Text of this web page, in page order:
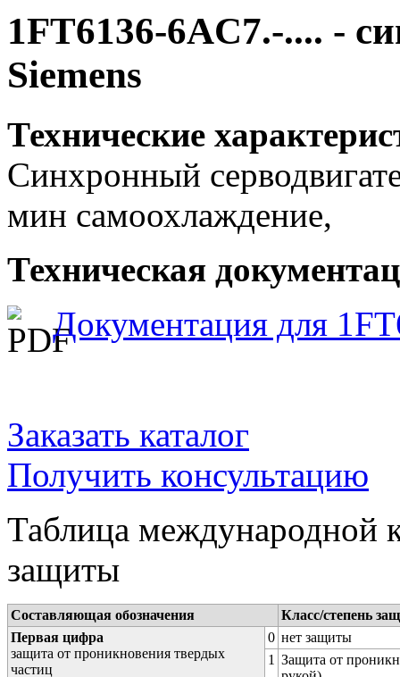
1FT6136-6AC7.-.... -
Siemens
Технические
Синхронный
мин самоохлаждение,
Техническая
Документация для
Заказать каталог
Получить консультацию
Таблица международной
защиты
Составляющая обозначения
Класс/степень
Первая цифра
защита от проникновения твердых
частиц
0 нет защиты
1 Защита от